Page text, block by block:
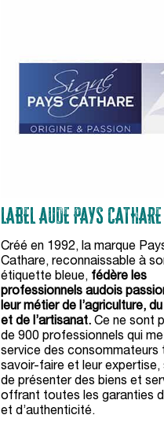
LABEL AUDE PAYS CATHARE
Créé en 1992, la marque
Cathare, reconnaissable à
étiquette bleue, fédère les
professionnels audois
leur métier de l’agriculture,
et de l’artisanat. Ce ne sont
de 900 professionnels qui
service des consommateurs
savoir-faire et leur expertise,
de présenter des biens et
offrant toutes les garanties
et d’authenticité.